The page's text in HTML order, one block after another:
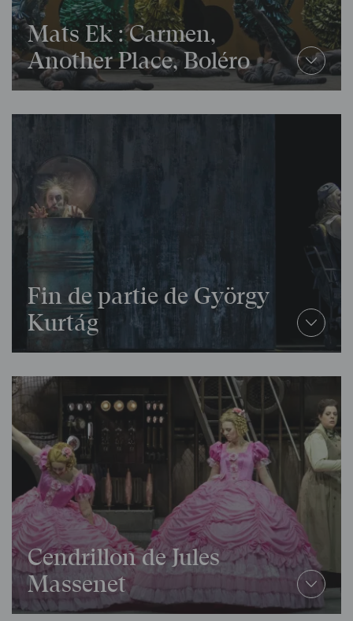
Mats Ek :Carmen,
Another Place, Boléro
Fin de partie de György
Kurtág
Cendrillon de Jules
Massenet